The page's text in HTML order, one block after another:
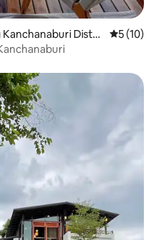
Distri
Průměrné
5 (10)